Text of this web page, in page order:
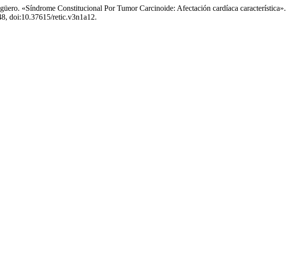
«Síndrome Constitucional Por Tumor Carcinoide: Afectación cardíaca característica».
doi:10.37615/retic.v3n1a12.